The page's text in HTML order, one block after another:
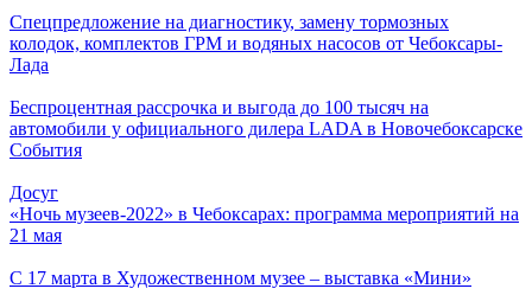
Спецпредложение на диагностику, замену тормозных
колодок, комплектов ГРМ и водяных насосов от Чебоксары-
Лада
Беспроцентная рассрочка и выгода до 100 тысяч на
автомобили у официального дилера LADA в Новочебоксарске
События
Досуг
«Ночь музеев-2022» в Чебоксарах: программа мероприятий на
21 мая
С 17 марта в Художественном музее – выставка «Мини»